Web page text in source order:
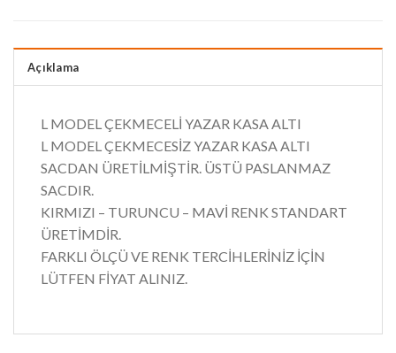
Açıklama
L MODEL ÇEKMECELİ YAZAR KASA ALTI
L MODEL ÇEKMECESİZ YAZAR KASA ALTI
SACDAN ÜRETİLMİŞTİR. ÜSTÜ PASLANMAZ
SACDIR.
KIRMIZI – TURUNCU – MAVİ RENK STANDART
ÜRETİMDİR.
FARKLI ÖLÇÜ VE RENK TERCİHLERİNİZ İÇİN
LÜTFEN FİYAT ALINIZ.